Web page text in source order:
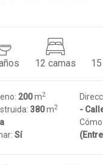
12 camas 15
200m2
380m2
Sí
-